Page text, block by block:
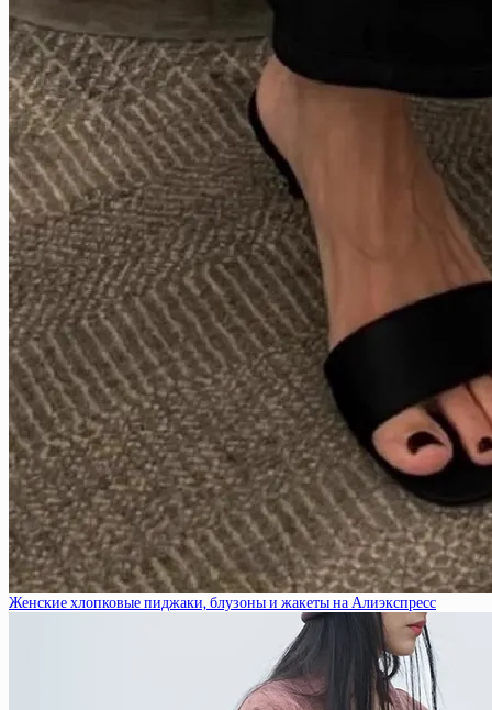
Женские хлопковые пиджаки, блузоны и жакеты на Алиэкспресс